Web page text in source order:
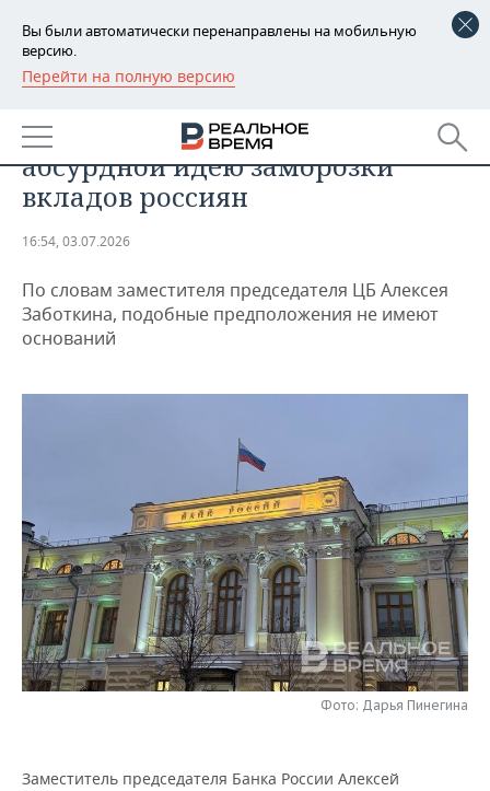
Вы были автоматически перенаправлены на мобильную
версию.
Перейти на полную версию
РЕГИОНЫ
БАШКОРТОСТАН
ТАТАРСТАН
НОВОСТИ
АНАЛИТИКА
ДЕКЛАРАЦИИ О ДОХОДАХ
КОРОЛИ ГОСЗАКАЗА ПФО
НОВОСТИ ЭКОНОМИКИ
ФИНАНСЫ
ПРОМЫШЛЕННОСТЬ
НОВОСТИ
ПРОМЫШЛЕННОСТИ
АГРОПРОМ
НЕФТЕХИМИЯ
НЕФТЬ
ОПК
ЭНЕРГЕТИКА
НЕДВИЖИМОСТЬ
РОЗНИЧНАЯ ТОРГОВЛЯ
ТРАНСПОРТ
УСЛУГИ
НОВОСТИ ТЕХНОЛОГИЙ
IT
МЕДИА
ТЕЛЕКОММУНИКАЦИИ
МЕРОПРИЯТИЯ
НОВОСТИ МЕРОПРИЯТИЙ
ВЫЕЗДНАЯ РЕДАКЦИЯ
БИЗНЕС-БРАНЧИ
ОТКРЫТАЯ ЛЕКЦИЯ
СПОРТ
НОВОСТИ СПОРТА
ФУТБОЛ
БАСКЕТБОЛ
ОБЩЕСТВО
НОВОСТИ ОБЩЕСТВА
ИНФРАСТРУКТУРА
ФОТОГАЛЕРЕЯ
СПРАВОЧНИК
В Банке России назвали
абсурдной идею заморозки
вкладов россиян
16:54, 03.07.2026
По словам заместителя председателя ЦБ Алексея
Заботкина, подобные предположения не имеют
оснований
Фото: Дарья Пинегина
Заместитель председателя Банка России Алексей